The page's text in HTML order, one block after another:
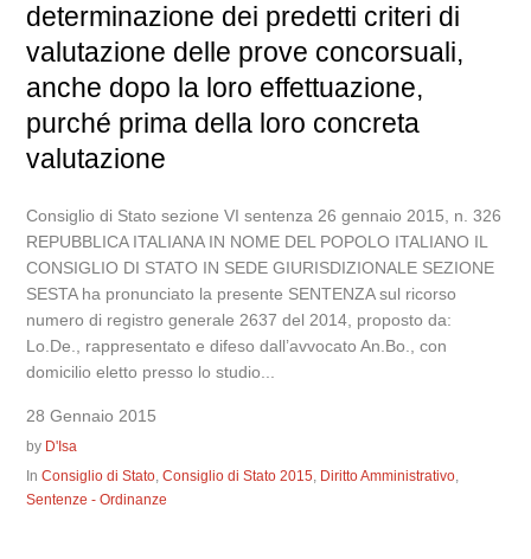
determinazione dei predetti criteri di
valutazione delle prove concorsuali,
anche dopo la loro effettuazione,
purché prima della loro concreta
valutazione
Consiglio di Stato sezione VI sentenza 26 gennaio 2015, n. 326
REPUBBLICA ITALIANA IN NOME DEL POPOLO ITALIANO IL
CONSIGLIO DI STATO IN SEDE GIURISDIZIONALE SEZIONE
SESTA ha pronunciato la presente SENTENZA sul ricorso
numero di registro generale 2637 del 2014, proposto da:
Lo.De., rappresentato e difeso dall’avvocato An.Bo., con
domicilio eletto presso lo studio...
28 Gennaio 2015
by D'Isa
InConsiglio di Stato,Consiglio di Stato 2015, Diritto Amministrativo,
Sentenze - Ordinanze